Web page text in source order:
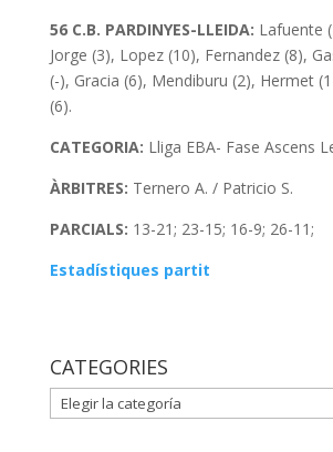
56 C.B. PARDINYES-LLEIDA: Lafuente
Jorge (3), Lopez (10), Fernandez (8),
(-), Gracia (6), Mendiburu (2), Hermet
(6).
CATEGORIA: Lliga EBA- Fase Ascens
ÀRBITRES: Ternero A. / Patricio S.
PARCIALS: 13-21; 23-15; 16-9; 26-11;
Estadístiques partit
CATEGORIES
CATEGORIES